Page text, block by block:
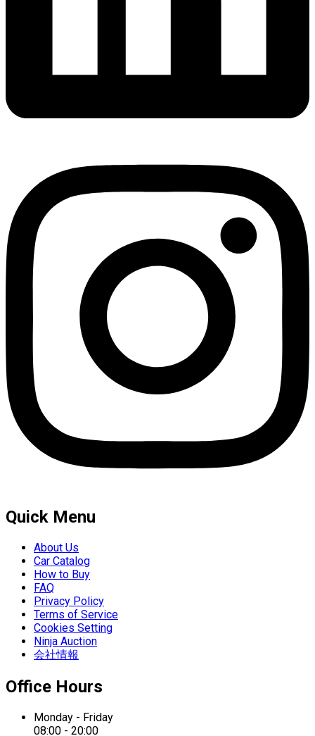
Quick Menu
About Us
Car Catalog
How to Buy
FAQ
Privacy Policy
Terms of Service
Cookies Setting
Ninja Auction
会社情報
Office Hours
Monday - Friday
08:00 - 20:00